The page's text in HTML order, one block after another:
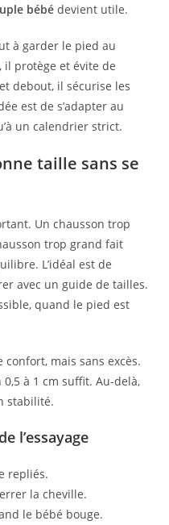
bébé devient utile.
à garder le pied au
protège et évite de
debout, il sécurise les
est de s’adapter au
un calendrier strict.
taille sans se
Un chausson trop
trop grand fait
L’idéal est de
avec un guide de tailles.
quand le pied est
mais sans excès.
0,5 à 1 cm suffit. Au-delà,
stabilité.
l’essayage
repliés.
la cheville.
le bébé bouge.